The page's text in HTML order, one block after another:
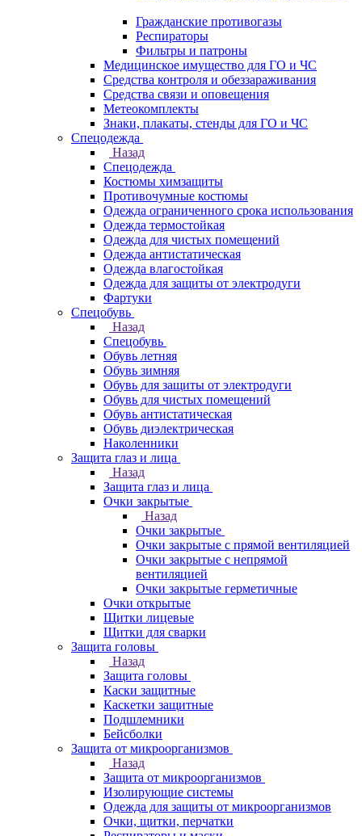
Гражданские противогазы
Респираторы
Фильтры и патроны
Медицинское имущество для ГО и ЧС
Средства контроля и обеззараживания
Средства связи и оповещения
Метеокомплекты
Знаки, плакаты, стенды для ГО и ЧС
Спецодежда
Назад
Спецодежда
Костюмы химзащиты
Противочумные костюмы
Одежда ограниченного срока использования
Одежда термостойкая
Одежда для чистых помещений
Одежда антистатическая
Одежда влагостойкая
Одежда для защиты от электродуги
Фартуки
Спецобувь
Назад
Спецобувь
Обувь летняя
Обувь зимняя
Обувь для защиты от электродуги
Обувь для чистых помещений
Обувь антистатическая
Обувь диэлектрическая
Наколенники
Защита глаз и лица
Назад
Защита глаз и лица
Очки закрытые
Назад
Очки закрытые
Очки закрытые с прямой вентиляцией
Очки закрытые с непрямой
вентиляцией
Очки закрытые герметичные
Очки открытые
Щитки лицевые
Щитки для сварки
Защита головы
Назад
Защита головы
Каски защитные
Каскетки защитные
Подшлемники
Бейсболки
Защита от микроорганизмов
Назад
Защита от микроорганизмов
Изолирующие системы
Одежда для защиты от микроорганизмов
Очки, щитки, перчатки